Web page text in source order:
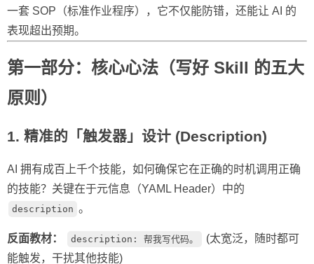
一套 SOP（标准作业程序），它不仅能防错，还能让 AI 的
表现超出预期。
第一部分：核心心法（写好 Skill 的五大
原则）
1. 精准的「触发器」设计 (Description)
AI 拥有成百上千个技能，如何确保它在正确的时机调用正确
的技能？关键在于元信息（YAML Header）中的
description 。
反面教材： description: 帮我写代码。
(太宽泛，随时都可
能触发，干扰其他技能)